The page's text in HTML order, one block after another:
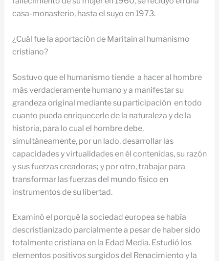
casa-monasterio, hasta el suyo en 1973.
¿Cuál fue la aportación de Maritain al humanismo
cristiano?
Sostuvo que el humanismo tiende a hacer al hombre
más verdaderamente humano y a manifestar su
grandeza original mediante su participación en todo
cuanto pueda enriquecerle de la naturaleza y de la
historia, para lo cual el hombre debe,
simultáneamente, por un lado, desarrollar las
capacidades y virtualidades en él contenidas, su razón
y sus fuerzas creadoras; y por otro, trabajar para
transformar las fuerzas del mundo físico en
instrumentos de su libertad.
Examinó el porqué la sociedad europea se había
descristianizado parcialmente a pesar de haber sido
totalmente cristiana en la Edad Media. Estudió los
elementos positivos surgidos del Renacimiento y la